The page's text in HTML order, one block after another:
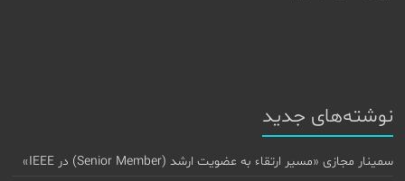
نوشته‌های جدید
سمینار مجازی «مسیر ارتقاء به عضویت ارشد (Senior Member) در IEEE»